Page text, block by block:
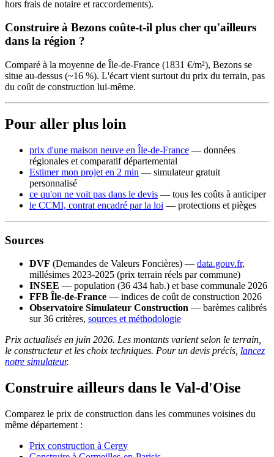
hors frais de notaire et raccordements).
Construire à Bezons coûte-t-il plus cher qu'ailleurs
dans la région ?
Comparé à la moyenne de Île-de-France (1831 €/m²), Bezons se
situe au-dessus (~16 %). L'écart vient surtout du prix du terrain, pas
du coût de construction lui-même.
Pour aller plus loin
prix d'une maison neuve en Île-de-France — données
régionales et comparatif départemental
Estimer mon projet en 2 min — simulateur gratuit
personnalisé
ce qu'on ne voit pas dans le devis — tous les coûts à anticiper
le CCMI, contrat encadré par la loi — protections et pièges
Sources
DVF (Demandes de Valeurs Foncières) — data.gouv.fr,
millésimes 2023-2025 (prix terrain réels par commune)
INSEE — population (36 434 hab.) et base communale 2026
FFB Île-de-France — indices de coût de construction 2026
Observatoire Simulateur Construction — barèmes calibrés
sur 36 critères, sources et méthodologie
Prix actualisés en juin 2026. Les montants varient selon le terrain,
le constructeur et les choix techniques. Pour un devis précis, lancez
notre simulateur.
Construire ailleurs dans le Val-d'Oise
Comparez le prix de construction dans les communes voisines du
même département :
Prix construction à Cergy